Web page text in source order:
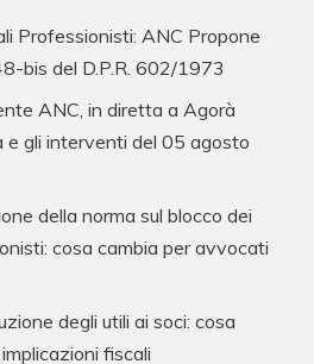
Professionisti: ANC Propone
bis del D.P.R. 602/1973
ANC, in diretta a Agorà
e gli interventi del 05 agosto
della norma sul blocco dei
cosa cambia per avvocati
degli utili ai soci: cosa
fiscali